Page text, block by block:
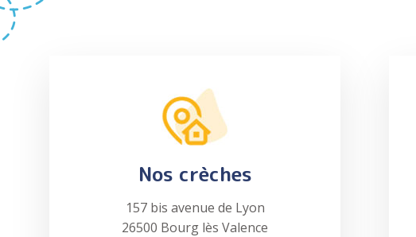
Nos crèches
157 bis avenue de Lyon
26500 Bourg lès Valence